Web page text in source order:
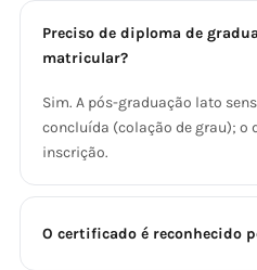
Preciso de diploma de
matricular?
Sim. A pós-graduação lato
concluída (colação de grau); o
inscrição.
O certificado é reconhecido